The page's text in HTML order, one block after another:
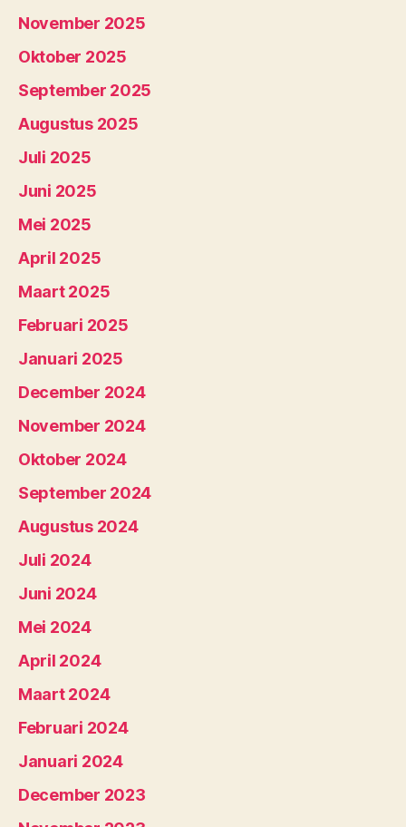
November 2025
Oktober 2025
September 2025
Augustus 2025
Juli 2025
Juni 2025
Mei 2025
April 2025
Maart 2025
Februari 2025
Januari 2025
December 2024
November 2024
Oktober 2024
September 2024
Augustus 2024
Juli 2024
Juni 2024
Mei 2024
April 2024
Maart 2024
Februari 2024
Januari 2024
December 2023